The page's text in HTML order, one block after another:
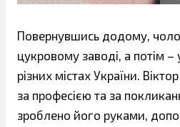
Повернувшись додому,
цукровому заводі, а потім –
різних містах України.
за професією та за
зроблено його руками,